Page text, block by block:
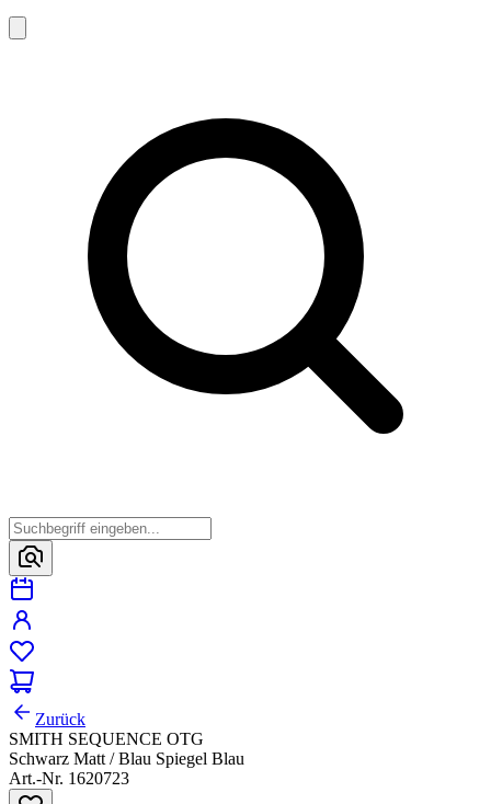
Zurück
SMITH SEQUENCE OTG
Schwarz Matt / Blau Spiegel Blau
Art.-Nr. 1620723